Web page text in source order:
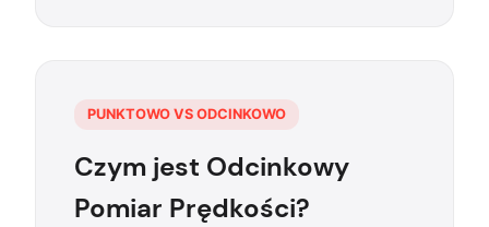
PUNKTOWO VS ODCINKOWO
Czym jest Odcinkowy
Pomiar Prędkości?